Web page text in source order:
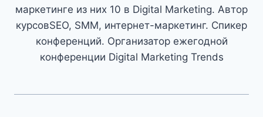
маркетинге из них 10 в Digital Marketing. Автор
курсовSEO, SMM, интернет-маркетинг. Спикер
конференций. Организатор ежегодной
конференции Digital Marketing Trends